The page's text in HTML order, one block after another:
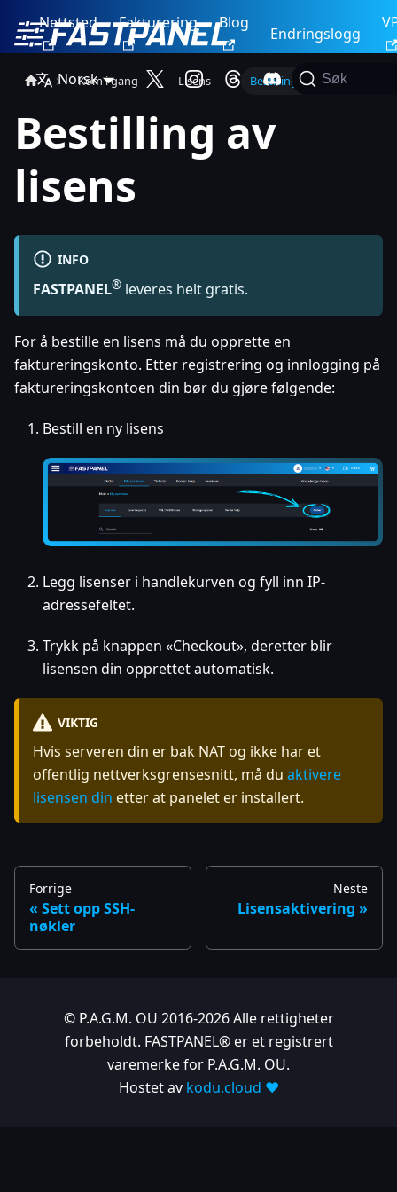
Nettsted Fakturering Blog
Endringslogg
Norsk Søk
Kom i gang Lisens Bestilling av lisens
Bestilling av
lisens
INFO
FASTPANEL® leveres helt gratis.
For å bestille en lisens må du opprette en
faktureringskonto. Etter registrering og innlogging på
faktureringskontoen din bør du gjøre følgende:
Bestill en ny lisens
Legg lisenser i handlekurven og fyll inn IP-
adressefeltet.
Trykk på knappen «Checkout», deretter blir
lisensen din opprettet automatisk.
VIKTIG
Hvis serveren din er bak NAT og ikke har et
offentlig nettverksgrensesnitt, må du aktivere
lisensen din etter at panelet er installert.
Forrige
Sett opp SSH-
nøkler
Neste
Lisensaktivering
© P.A.G.M. OU 2016-2026 Alle rettigheter
forbeholdt. FASTPANEL® er et registrert
varemerke for P.A.G.M. OU.
Hostet av kodu.cloud ❤️